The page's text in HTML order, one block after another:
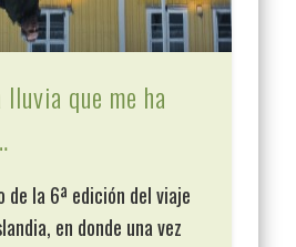
que me ha
de la 6ª edición del viaje
en donde una vez